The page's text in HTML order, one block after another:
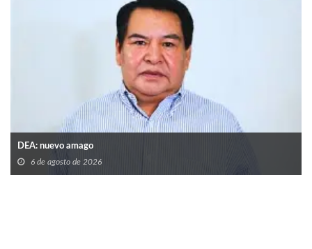
DEA: nuevo amago
6 de agosto de 2026